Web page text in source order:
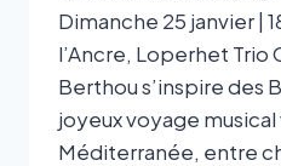
Dimanche 25 janvier |
l’Ancre, Loperhet Trio
Berthou s’inspire des
joyeux voyage musical
Méditerranée, entre